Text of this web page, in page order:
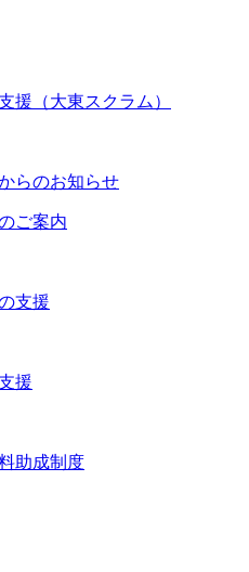
援（大東スクラム）
らのお知らせ
ご案内
支援
援
助成制度